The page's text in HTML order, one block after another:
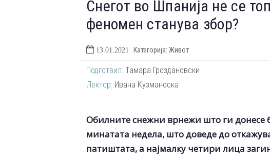
Снегот во Шпанија не се
феномен станува збор?
13.01.2021 Категорија: Живот
Подготвил: Тамара Гроздановски
Лектор: Ивана Кузманоска
Обилните снежни врнежи што ги донесе
минатата недела, што доведе до
патиштата, а најмалку четири лица